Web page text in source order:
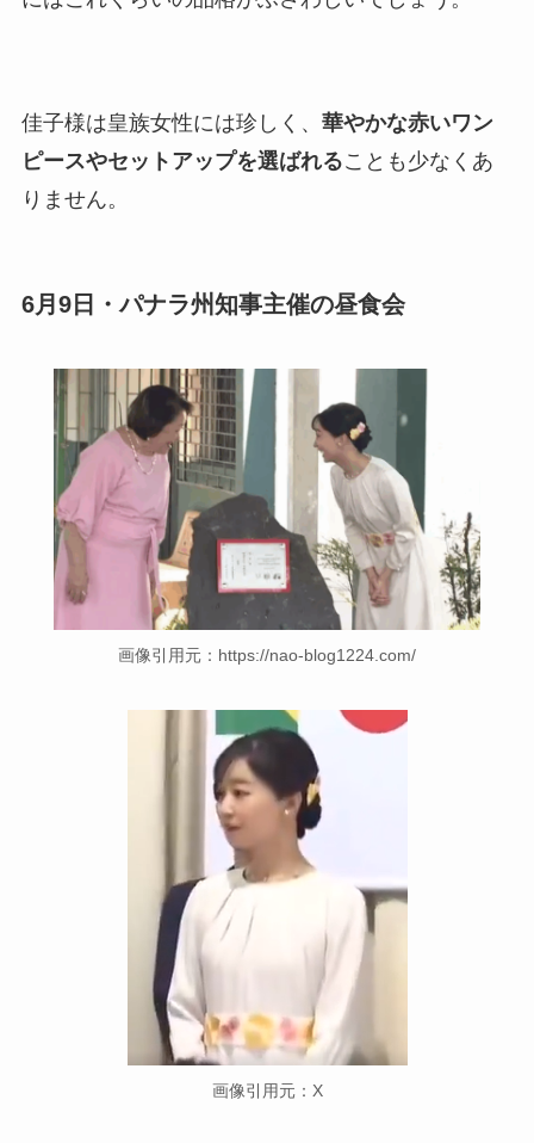
佳子様は皇族女性には珍しく、 華やかな赤いワン
ピースやセットアップを選ばれることも少なくあ
りません。
6月9日・パナラ州知事主催の昼食会
画像引用元：https://nao-blog1224.com/
画像引用元：X